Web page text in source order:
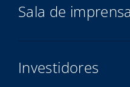
Sala de imprensa
Investidores